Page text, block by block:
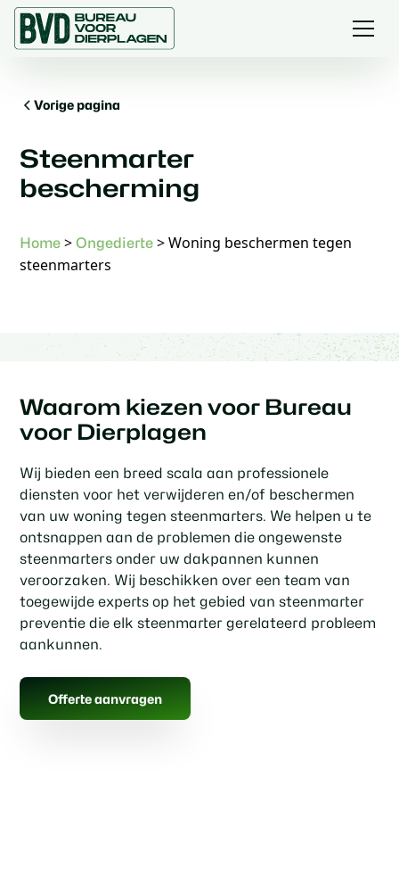
Vorige pagina
Steenmarter
bescherming
Home >Ongedierte >Woning beschermen tegen
steenmarters
Waarom kiezen voor Bureau
voor Dierplagen
Wij bieden een breed scala aan professionele
diensten voor het verwijderen en/of beschermen
van uw woning tegen steenmarters. We helpen u te
ontsnappen aan de problemen die ongewenste
steenmarters onder uw dakpannen kunnen
veroorzaken. Wij beschikken over een team van
toegewijde experts op het gebied van steenmarter
preventie die elk steenmarter gerelateerd probleem
aankunnen.
Offerte aanvragen